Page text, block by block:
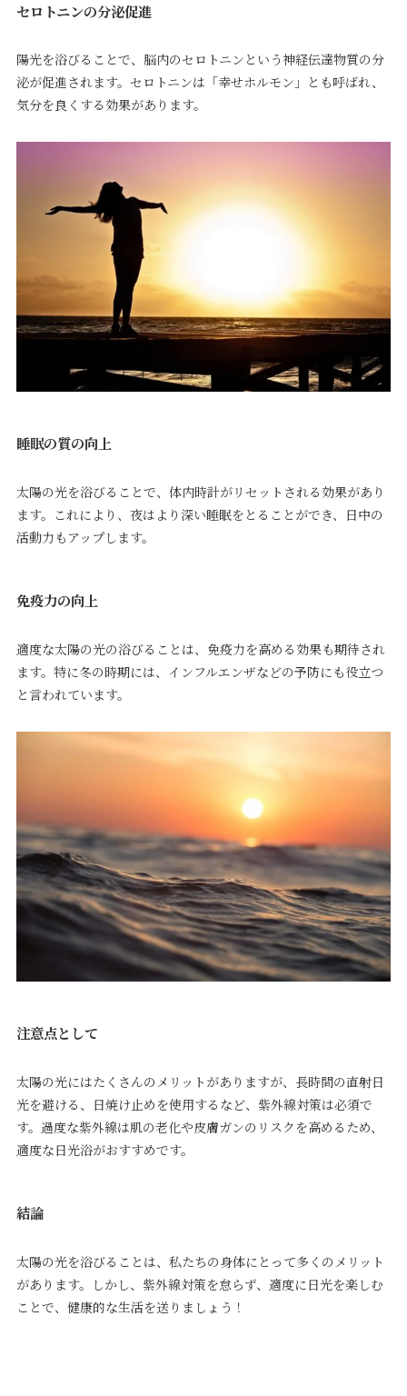
セロトニンの分泌促進
陽光を浴びることで、脳内のセロトニンという神経伝達物質の分
泌が促進されます。セロトニンは「幸せホルモン」とも呼ばれ、
気分を良くする効果があります。
睡眠の質の向上
太陽の光を浴びることで、体内時計がリセットされる効果があり
ます。これにより、夜はより深い睡眠をとることができ、日中の
活動力もアップします。
免疫力の向上
適度な太陽の光の浴びることは、免疫力を高める効果も期待され
ます。特に冬の時期には、インフルエンザなどの予防にも役立つ
と言われています。
注意点として
太陽の光にはたくさんのメリットがありますが、長時間の直射日
光を避ける、日焼け止めを使用するなど、紫外線対策は必須で
す。過度な紫外線は肌の老化や皮膚ガンのリスクを高めるため、
適度な日光浴がおすすめです。
結論
太陽の光を浴びることは、私たちの身体にとって多くのメリット
があります。しかし、紫外線対策を怠らず、適度に日光を楽しむ
ことで、健康的な生活を送りましょう！